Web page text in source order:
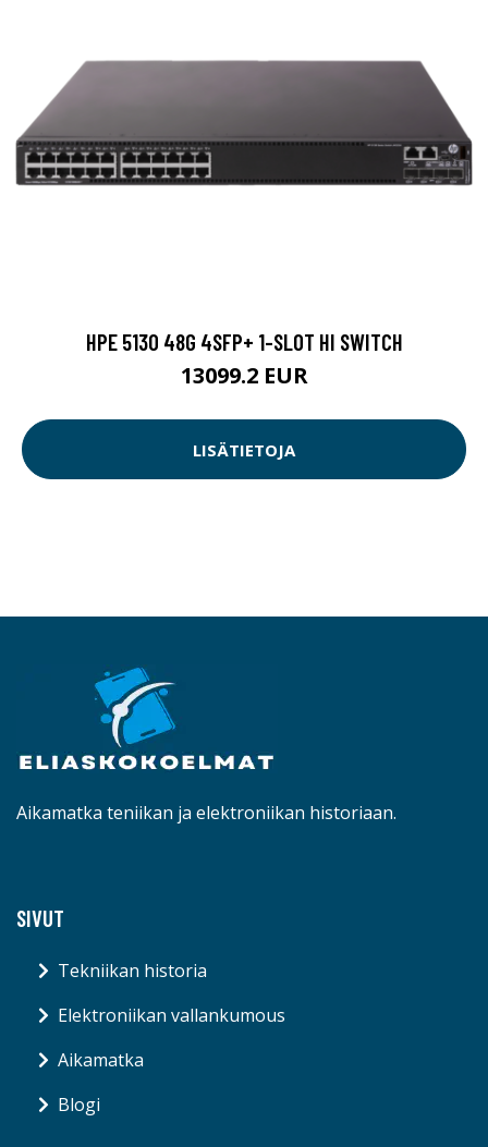
HPE 5130 48G 4SFP+ 1-SLOT HI SWITCH
13099.2 EUR
LISÄTIETOJA
Aikamatka teniikan ja elektroniikan historiaan.
SIVUT
Tekniikan historia
Elektroniikan vallankumous
Aikamatka
Blogi